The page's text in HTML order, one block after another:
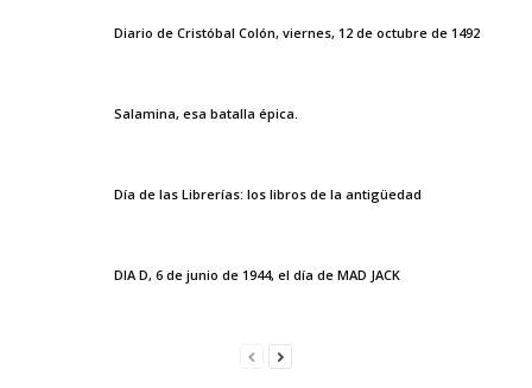
Diario de Cristóbal Colón, viernes, 12 de octubre de 1492
Salamina, esa batalla épica.
Día de las Librerías: los libros de la antigüedad
DIA D, 6 de junio de 1944, el día de MAD JACK